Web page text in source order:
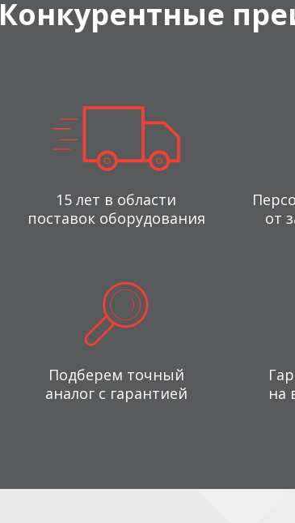
Конкурентные
15 лет в области
поставок оборудования
от
Подберем точный
аналог с гарантией
на